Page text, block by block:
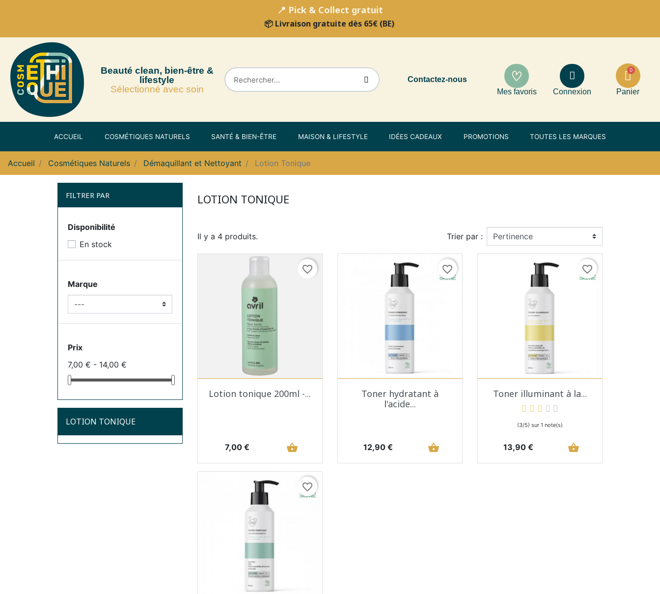
📍 Pick & Collect gratuit
📦 Livraison gratuite dès 65€ (BE)
Beauté clean, bien-être &
lifestyle
Sélectionné avec soin
Contactez-nous
Mes favoris
Connexion Panier
ACCUEIL COSMÉTIQUES NATURELS SANTÉ & BIEN-ÊTRE MAISON & LIFESTYLE IDÉES CADEAUX PROMOTIONS TOUTES LES MARQUES
Accueil Cosmétiques Naturels Démaquillant et Nettoyant Lotion Tonique
FILTRER PAR
Disponibilité
En stock
Marque
Prix
7,00 € - 14,00 €
LOTION TONIQUE
LOTION TONIQUE
Il y a 4 produits. Trier par :
Aperçu rapide
favorite_border
Lotion tonique 200ml -...
Prix
7,00 € shopping_basket
Aperçu rapide
favorite_border
Toner hydratant à
l'acide...
Prix
12,90 € shopping_basket
Aperçu rapide
favorite_border
Toner illuminant à la...
(3/5) sur 1 note(s)
Prix
13,90 € shopping_basket
favorite_border